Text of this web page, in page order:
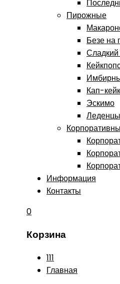
Пирожные
Безе на
Сладкий
Кап-
Эскимо
Информация
Контакты
0
Корзина
111
Главная